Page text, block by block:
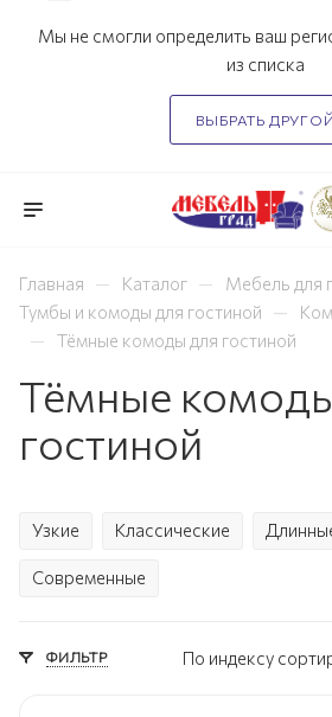
Мы не смогли определить ваш
из списка
ВЫБРАТЬ ДРУГОЙ
Главная — Каталог — Мебель для
Тумбы и комоды для гостиной —
— Тёмные комоды для гостиной
Тёмные
гостиной
Узкие Классические
Современные
ФИЛЬТР По индексу